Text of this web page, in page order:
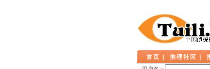
首页 推理社区